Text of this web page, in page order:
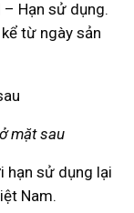
Hạn sử dụng.
từ ngày sản
mặt sau
hạn sử dụng lại
Nam.